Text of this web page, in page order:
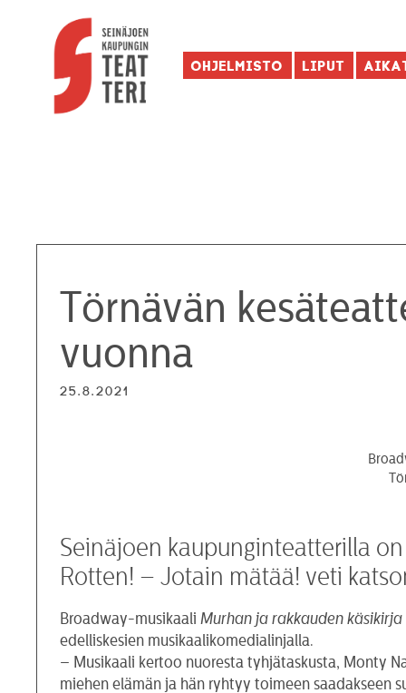
Ohjelmisto Liput
Törnävän
vuonna
25.8.2021
Seinäjoen kaupunginteatterilla
Rotten! – Jotain mätää! veti
Broadway-musikaali Murhan ja rakkauden
edelliskesien musikaalikomedialinjalla.
– Musikaali kertoo nuoresta tyhjätaskusta, Monty
miehen elämän ja hän ryhtyy toimeen saadakseen